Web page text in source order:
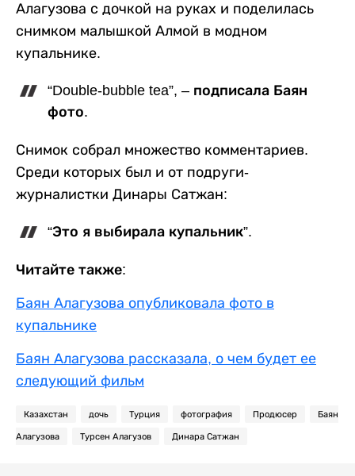
Алагузова с дочкой на руках и поделилась
снимком малышкой Алмой в модном
купальнике.
“Double-bubble tea”, – подписала Баян
фото.
Снимок собрал множество комментариев.
Среди которых был и от подруги-
журналистки Динары Сатжан:
“Это я выбирала купальник”.
Читайте также:
Баян Алагузова опубликовала фото в
купальнике
Баян Алагузова рассказала, о чем будет ее
следующий фильм
Казахстан дочь Турция фотография Продюсер Баян
Алагузова Турсен Алагузов Динара Сатжан